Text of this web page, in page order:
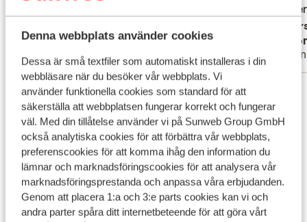
Denna webbplats använder cookies
Dessa är små textfiler som automatiskt installeras i din
webbläsare när du besöker vår webbplats. Vi
använder funktionella cookies som standard för att
säkerställa att webbplatsen fungerar korrekt och fungerar
väl. Med din tillåtelse använder vi på Sunweb Group GmbH
också analytiska cookies för att förbättra vår webbplats,
preferenscookies för att komma ihåg den information du
lämnar och marknadsföringscookies för att analysera vår
marknadsföringsprestanda och anpassa våra erbjudanden.
Genom att placera 1:a och 3:e parts cookies kan vi och
andra parter spåra ditt internetbeteende för att göra vårt
Anonym
Partner
Visa alla 83 omdömen
Läge
Visa på karta